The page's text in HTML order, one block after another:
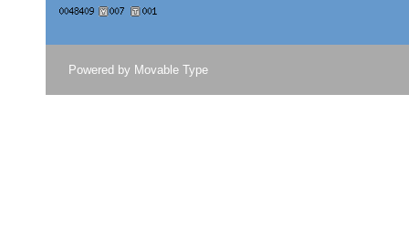
Powered by Movable Type